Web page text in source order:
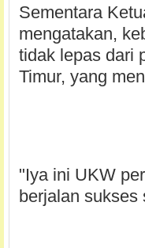
Sementara
mengatakan,
tidak lepas dari
Timur, yang
"Iya ini UKW
berjalan